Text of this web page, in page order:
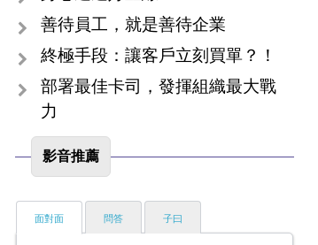
善待員工，就是善待企業
終極手段：讓客戶立刻買單？！
部署最佳卡司，發揮組織最大戰
力
影音推薦
面對面 問答 子曰